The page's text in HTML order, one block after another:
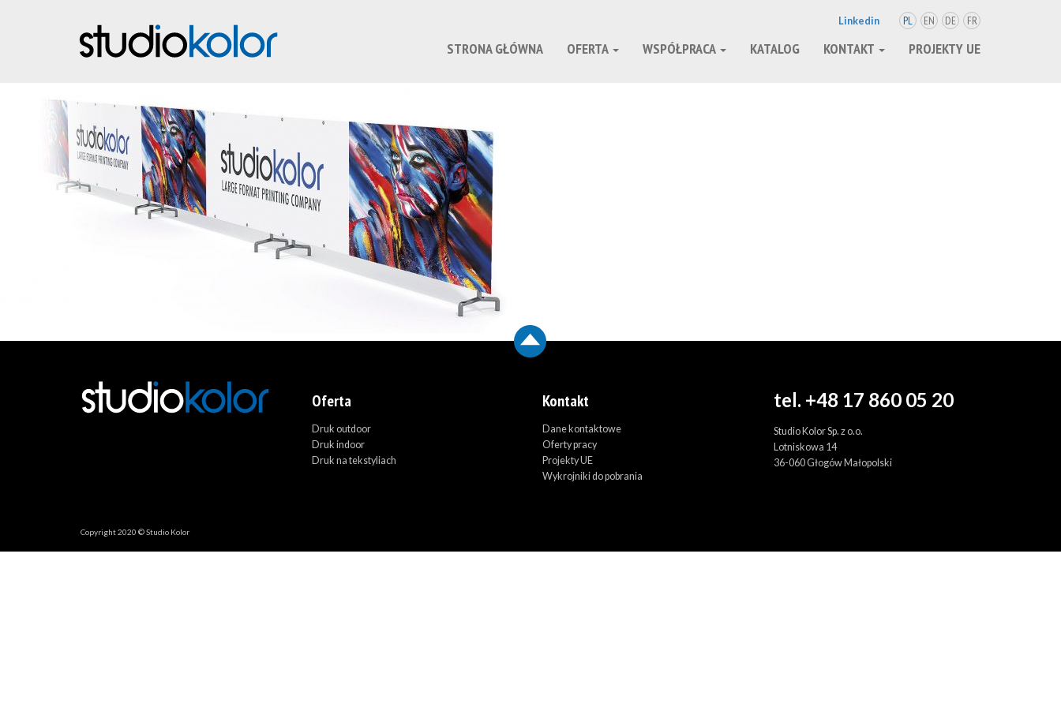
Linkedin PL EN DE FR
STRONA GŁÓWNA OFERTA WSPÓŁPRACA KATALOG KONTAKT PROJEKTY UE
Oferta
Druk outdoor
Druk indoor
Druk na tekstyliach
Kontakt
Dane kontaktowe
Oferty pracy
Projekty UE
Wykrojniki do pobrania
tel. +48 17 860 05 20
Studio Kolor Sp. z o.o.
Lotniskowa 14
36-060 Głogów Małopolski
Copyright 2020 © Studio Kolor